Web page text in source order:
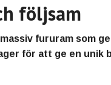
följsam
fururam som
för att ge en unik